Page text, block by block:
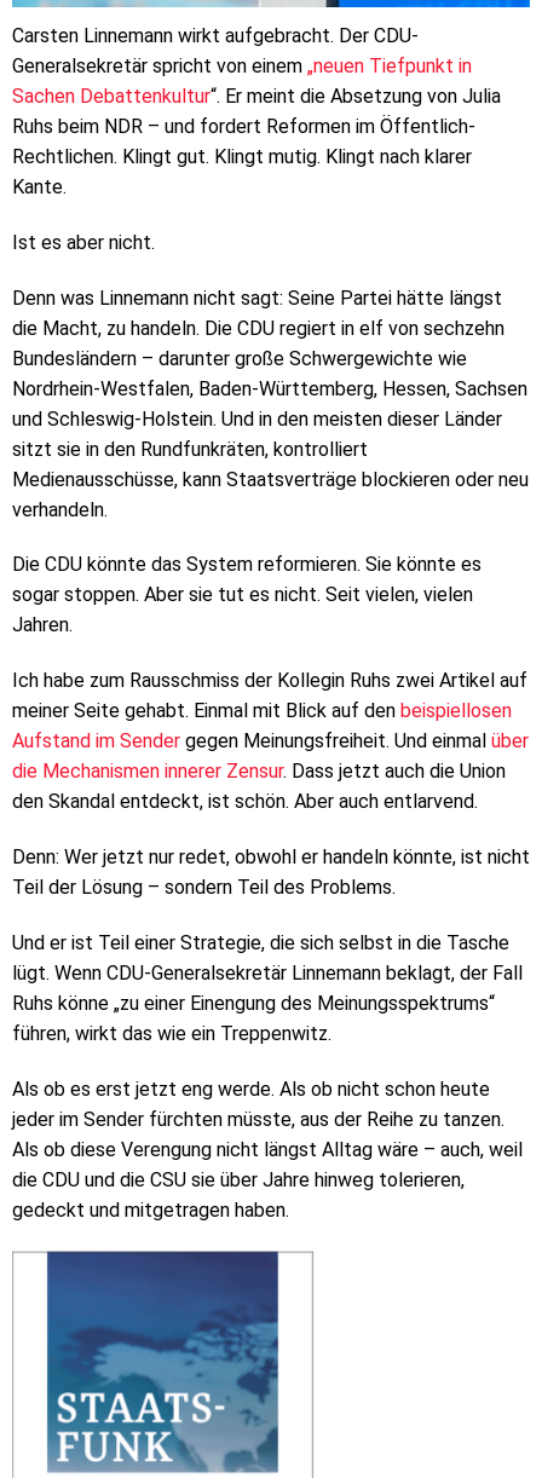
Carsten Linnemann wirkt aufgebracht. Der CDU-
Generalsekretär spricht von einem „neuen Tiefpunkt in
Sachen Debattenkultur“. Er meint die Absetzung von Julia
Ruhs beim NDR – und fordert Reformen im Öffentlich-
Rechtlichen. Klingt gut. Klingt mutig. Klingt nach klarer
Kante.
Ist es aber nicht.
Denn was Linnemann nicht sagt: Seine Partei hätte längst
die Macht, zu handeln. Die CDU regiert in elf von sechzehn
Bundesländern – darunter große Schwergewichte wie
Nordrhein-Westfalen, Baden-Württemberg, Hessen, Sachsen
und Schleswig-Holstein. Und in den meisten dieser Länder
sitzt sie in den Rundfunkräten, kontrolliert
Medienausschüsse, kann Staatsverträge blockieren oder neu
verhandeln.
Die CDU könnte das System reformieren. Sie könnte es
sogar stoppen. Aber sie tut es nicht. Seit vielen, vielen
Jahren.
Ich habe zum Rausschmiss der Kollegin Ruhs zwei Artikel auf
meiner Seite gehabt. Einmal mit Blick auf den beispiellosen
Aufstand im Sender gegen Meinungsfreiheit. Und einmal über
die Mechanismen innerer Zensur. Dass jetzt auch die Union
den Skandal entdeckt, ist schön. Aber auch entlarvend.
Denn: Wer jetzt nur redet, obwohl er handeln könnte, ist nicht
Teil der Lösung – sondern Teil des Problems.
Und er ist Teil einer Strategie, die sich selbst in die Tasche
lügt. Wenn CDU-Generalsekretär Linnemann beklagt, der Fall
Ruhs könne „zu einer Einengung des Meinungsspektrums“
führen, wirkt das wie ein Treppenwitz.
Als ob es erst jetzt eng werde. Als ob nicht schon heute
jeder im Sender fürchten müsste, aus der Reihe zu tanzen.
Als ob diese Verengung nicht längst Alltag wäre – auch, weil
die CDU und die CSU sie über Jahre hinweg tolerieren,
gedeckt und mitgetragen haben.